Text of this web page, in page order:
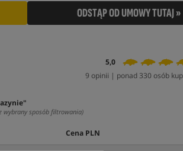
ODSTĄP OD UMOWY TUTAJ »
5,0
9 opinii | ponad 330 osób
wybrany sposób filtrowania)
Cena PLN